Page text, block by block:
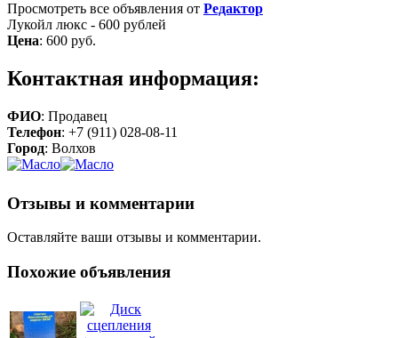
Просмотреть все объявления от Редактор
Лукойл люкс - 600 рублей
Цена: 600 руб.
Контактная информация:
ФИО: Продавец
Телефон: +7 (911) 028-08-11
Город: Волхов
Отзывы и комментарии
Оставляйте ваши отзывы и комментарии.
Похожие объявления